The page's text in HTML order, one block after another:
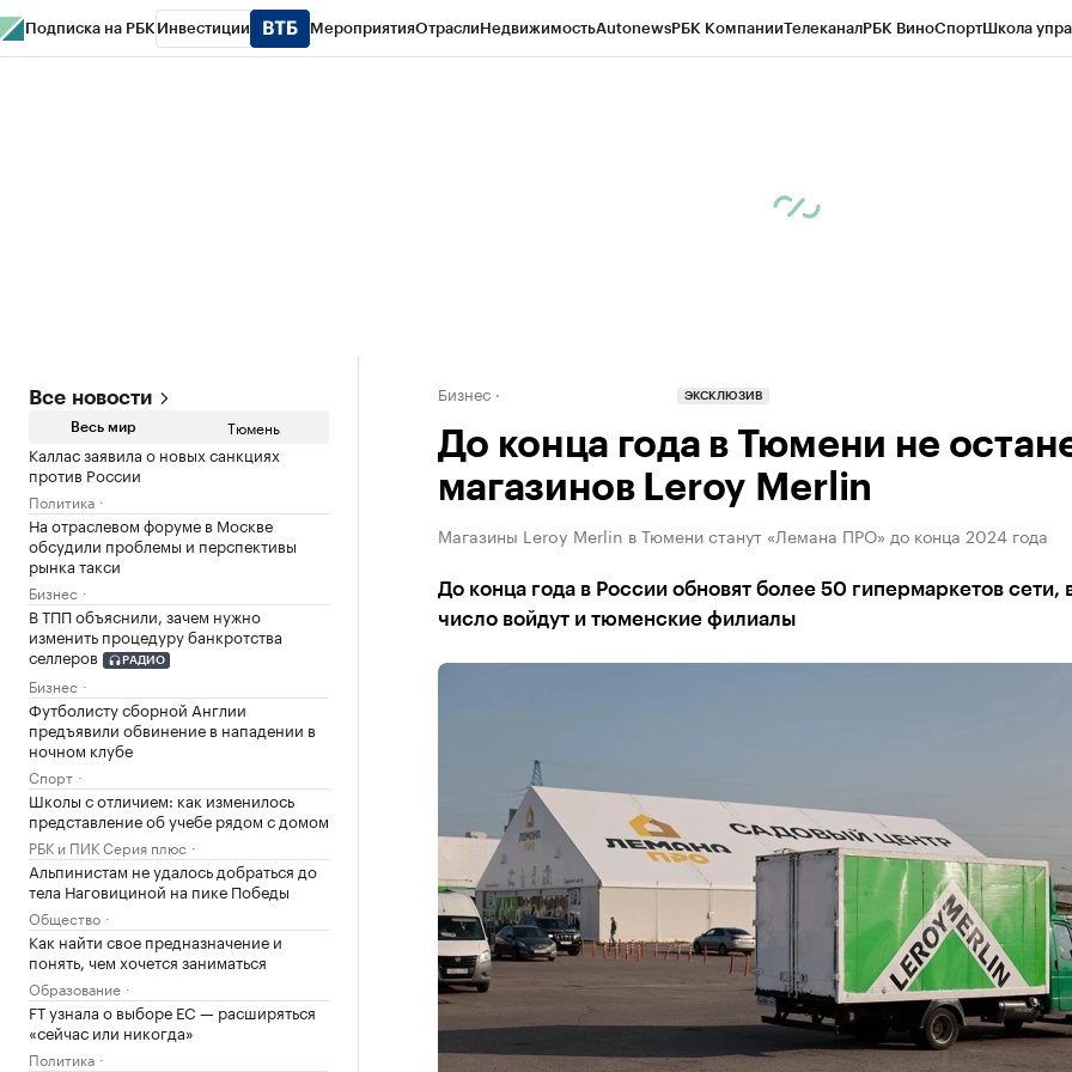
Подписка на РБК Инвестиции МероприятияОтраслиНедвижимостьAutonewsРБК КомпанииТелеканалРБК ВиноСпортШкола
Все новости
Весь мир Тюмень
Каллас заявила о новых санкциях
против России
Политика
На отраслевом форуме в Москве
обсудили проблемы и перспективы
рынка такси
Бизнес
В ТПП объяснили, зачем нужно
изменить процедуру банкротства
селлеров
РАДИО
Бизнес
Футболисту сборной Англии
предъявили обвинение в нападении в
ночном клубе
Спорт
Школы с отличием: как изменилось
представление об учебе рядом с домом
РБК и ПИК Серия плюс
Альпинистам не удалось добраться до
тела Наговициной на пике Победы
Общество
Как найти свое предназначение и
понять, чем хочется заниматься
Образование
FT узнала о выборе ЕС — расширяться
«сейчас или никогда»
Политика
Бизнес ЭКСКЛЮЗИВ
До конца года в Тюмени не
магазинов Leroy Merlin
Магазины Leroy Merlin в Тюмени станут «Лемана ПРО» до конца 2024 года
До конца года в России обновят более 50 гипермаркетов сети,
число войдут и тюменские филиалы